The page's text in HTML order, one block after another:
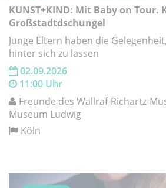
KUNST+KIND: Mit Baby on Tour.
Großstadtdschungel
Junge Eltern haben die
hinter sich zu lassen
02.09.2026
11:00 Uhr
Freunde des Wallraf-Richartz-
Museum Ludwig
Köln